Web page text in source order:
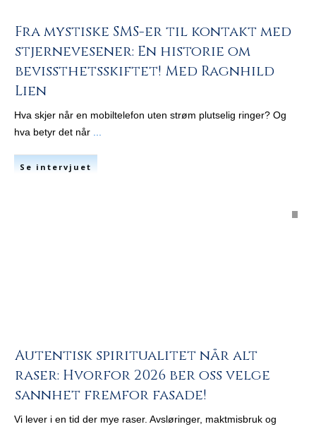
Fra mystiske SMS-er til kontakt med
stjernevesener: En historie om
bevissthetsskiftet! Med Ragnhild
Lien
Hva skjer når en mobiltelefon uten strøm plutselig ringer? Og
hva betyr det når
Se intervjuet
Autentisk spiritualitet når alt
raser: Hvorfor 2026 ber oss velge
sannhet fremfor fasade!
Vi lever i en tid der mye raser. Avsløringer, maktmisbruk og